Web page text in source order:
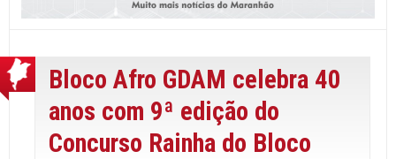
Bloco Afro GDAM celebra 40
anos com 9ª edição do
Concurso Rainha do Bloco